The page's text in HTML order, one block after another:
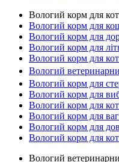
Вологий корм для
Вологий корм для
Вологий корм для
Вологий корм для
Вологий корм для
Вологий
Вологий корм для
Вологий корм для
Вологий корм для
Вологий корм для
Вологий корм для
Вологий корм для
Вологий